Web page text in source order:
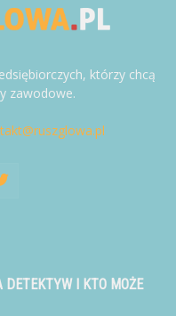
którzy chcą
zawodowe.
I KTO MOŻE